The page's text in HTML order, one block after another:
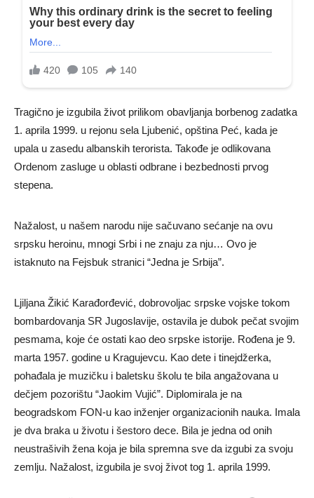
Tragično je izgubila život prilikom obavljanja borbenog zadatka
1. aprila 1999. u rejonu sela Ljubenić, opština Peć, kada je
upala u zasedu albanskih terorista. Takođe je odlikovana
Ordenom zasluge u oblasti odbrane i bezbednosti prvog
stepena.
Nažalost, u našem narodu nije sačuvano sećanje na ovu
srpsku heroinu, mnogi Srbi i ne znaju za nju… Ovo je
istaknuto na Fejsbuk stranici “Jedna je Srbija”.
Ljiljana Žikić Karađorđević, dobrovoljac srpske vojske tokom
bombardovanja SR Jugoslavije, ostavila je dubok pečat svojim
pesmama, koje će ostati kao deo srpske istorije. Rođena je 9.
marta 1957. godine u Kragujevcu. Kao dete i tinejdžerka,
pohađala je muzičku i baletsku školu te bila angažovana u
dečjem pozorištu “Jaokim Vujić”. Diplomirala je na
beogradskom FON-u kao inženjer organizacionih nauka. Imala
je dva braka u životu i šestoro dece. Bila je jedna od onih
neustrašivih žena koja je bila spremna sve da izgubi za svoju
zemlju. Nažalost, izgubila je svoj život tog 1. aprila 1999.